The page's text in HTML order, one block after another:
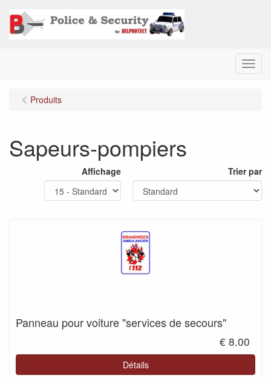
M
e
Produits
Sapeurs-pompiers
Affichage Trier par
Panneau pour voiture "services de secours"
€ 8.00
Détails